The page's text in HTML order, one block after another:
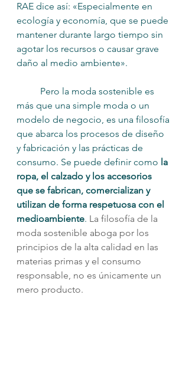
RAE dice así: «Especialmente en
ecología y economía, que se puede
mantener durante largo tiempo sin
agotar los recursos o causar grave
daño al medio ambiente».
más que una simple moda o un
modelo de negocio, es una filosofía
que abarca los procesos de diseño
y fabricación y las prácticas de
consumo. Se puede definir como la
ropa, el calzado y los accesorios
que se fabrican, comercializan y
utilizan de forma respetuosa con el
medioambiente. La filosofía de la
moda sostenible aboga por los
principios de la alta calidad en las
materias primas y el consumo
responsable, no es únicamente un
mero producto.